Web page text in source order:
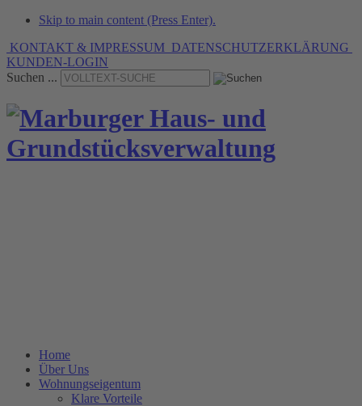
Skip to main content (Press Enter).
KONTAKT & IMPRESSUM DATENSCHUTZERKLÄRUNG
KUNDEN-LOGIN
Suchen ...
Home
Über Uns
Wohnungseigentum
Klare Vorteile